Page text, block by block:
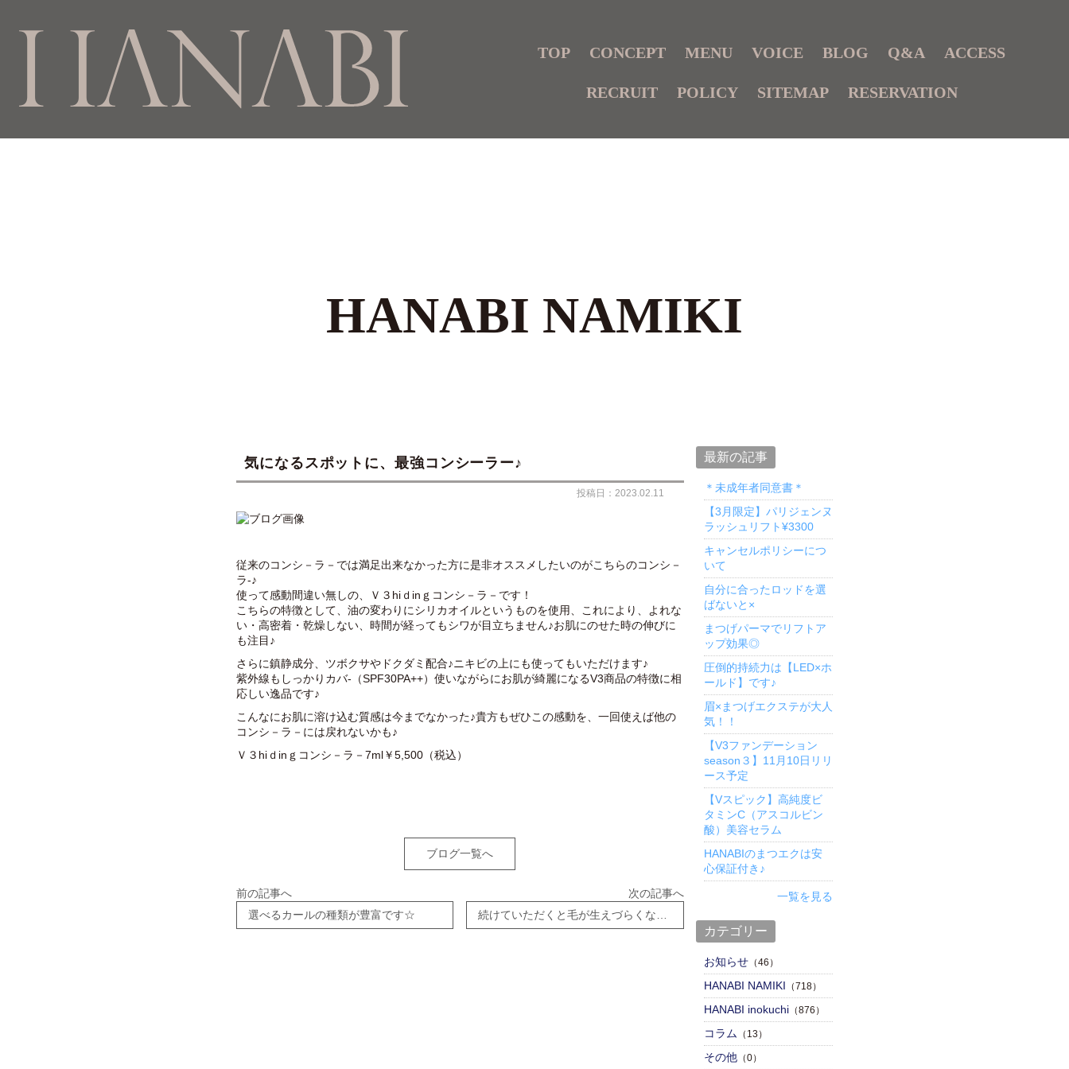
TOP CONCEPT MENU VOICE BLOG Q&A ACCESS
RECRUIT POLICY SITEMAP RESERVATION
HANABI NAMIKI
気になるスポットに、最強コンシーラー♪
投稿日：2023.02.11
従来のコンシ－ラ－では満足出来なかった方に是非オススメしたいのがこちらのコンシ－
ラ-♪
使って感動間違い無しの、Ｖ３hiｄinｇコンシ－ラ－です！
こちらの特徴として、油の変わりにシリカオイルというものを使用、これにより、よれな
い・高密着・乾燥しない、時間が経ってもシワが目立ちません♪お肌にのせた時の伸びに
も注目♪
さらに鎮静成分、ツボクサやドクダミ配合♪ニキビの上にも使ってもいただけます♪
紫外線もしっかりカバ-（SPF30PA++）使いながらにお肌が綺麗になるV3商品の特徴に相
応しい逸品です♪
こんなにお肌に溶け込む質感は今までなかった♪貴方もぜひこの感動を、一回使えば他の
コンシ－ラ－には戻れないかも♪
Ｖ３hiｄinｇコンシ－ラ－7ml￥5,500（税込）
ブログ一覧へ
前の記事へ
選べるカールの種類が豊富です☆
次の記事へ
最新の記事
＊未成年者同意書＊
【3月限定】パリジェンヌ
ラッシュリフト¥3300
キャンセルポリシーにつ
いて
自分に合ったロッドを選
ばないと×
まつげパーマでリフトア
ップ効果◎
圧倒的持続力は【LED×ホ
ールド】です♪
眉×まつげエクステが大人
気！！
【V3ファンデーション
season３】11月10日リリ
ース予定
【Vスピック】高純度ビ
タミンC（アスコルビン
酸）美容セラム
HANABIのまつエクは安
心保証付き♪
一覧を見る
カテゴリー
お知らせ（46）
HANABI NAMIKI （718）
HANABI inokuchi（876）
コラム （13）
その他（0）